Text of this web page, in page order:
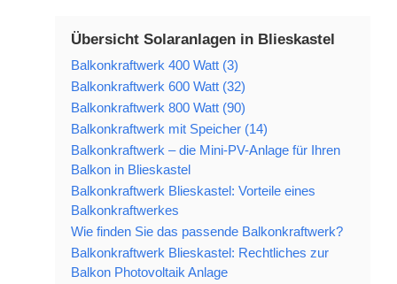
Übersicht Solaranlagen in Blieskastel
Balkonkraftwerk 400 Watt (3)
Balkonkraftwerk 600 Watt (32)
Balkonkraftwerk 800 Watt (90)
Balkonkraftwerk mit Speicher (14)
Balkonkraftwerk – die Mini-PV-Anlage für Ihren
Balkon in Blieskastel
Balkonkraftwerk Blieskastel: Vorteile eines
Balkonkraftwerkes
Wie finden Sie das passende Balkonkraftwerk?
Balkonkraftwerk Blieskastel: Rechtliches zur
Balkon Photovoltaik Anlage